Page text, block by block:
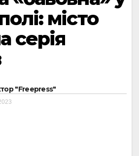
місто
серія
"Freepress"